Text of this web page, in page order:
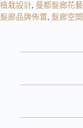
植栽設計, 曼都髮廊花
髮廊品牌佈置, 髮廊空